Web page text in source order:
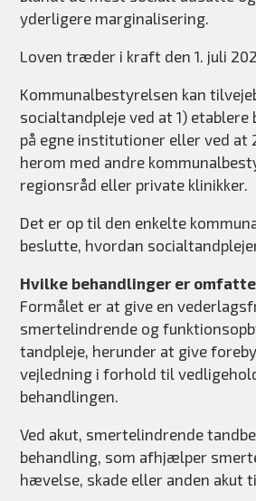
yderligere marginalisering.
Loven træder i kraft den 1. juli
Kommunalbestyrelsen kan
socialtandpleje ved at 1)
på egne institutioner eller ved at
herom med andre
regionsråd eller private klinikker.
Det er op til den enkelte
beslutte, hvordan
Hvilke behandlinger er
Formålet er at give en
smertelindrende og
tandpleje, herunder at give
vejledning i forhold til
behandlingen.
Ved akut, smertelindrende
behandling, som afhjælper
hævelse, skade eller anden akut